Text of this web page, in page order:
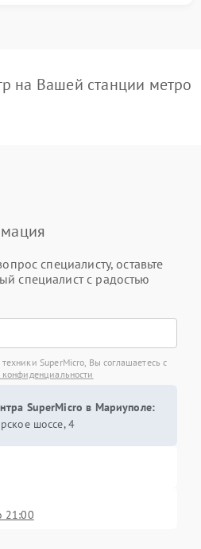
на Вашей станции метро
специалисту, оставьте
специалист с радостью
SuperMicro, Вы соглашаетесь с
SuperMicro в Мариуполе:
шоссе, 4
21:00